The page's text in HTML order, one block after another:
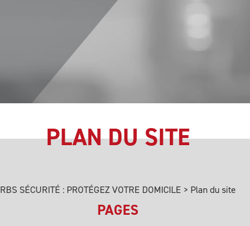
PLAN DU SITE
RBS SÉCURITÉ : PROTÉGEZ VOTRE DOMICILE > Plan du site
PAGES